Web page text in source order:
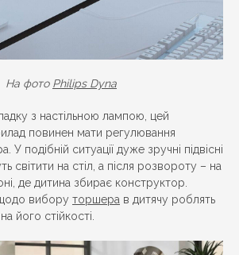
На фото Philips Dyna
з настільною лампою, цей
повинен мати регулювання
подібній ситуації дуже зручні підвісні
світити на стіл, а після розвороту – на
де дитина збирає конструктор.
вибору торшера в дитячу роблять
його стійкості.